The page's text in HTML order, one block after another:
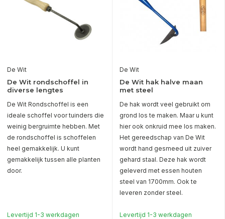
De Wit
De Wit rondschoffel in
diverse lengtes
De Wit Rondschoffel is een
ideale schoffel voor tuinders die
weinig bergruimte hebben. Met
de rondschoffel is schoffelen
heel gemakkelijk. U kunt
gemakkelijk tussen alle planten
door.
Levertijd 1-3 werkdagen
De Wit
De Wit hak halve maan
met steel
De hak wordt veel gebruikt om
grond los te maken. Maar u kunt
hier ook onkruid mee los maken.
Het gereedschap van De Wit
wordt hand gesmeed uit zuiver
gehard staal. Deze hak wordt
geleverd met essen houten
steel van 1700mm. Ook te
leveren zonder steel.
Levertijd 1-3 werkdagen